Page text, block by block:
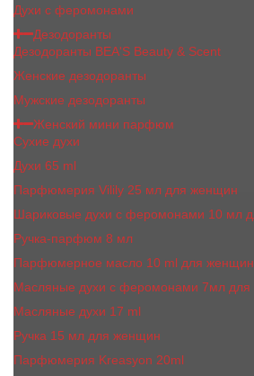
Духи с феромонами
Дезодоранты
Дезодоранты BEA'S Beauty & Scent
Женские дезодоранты
Мужские дезодоранты
Женский мини парфюм
Сухие духи
Духи 65 ml
Парфюмерия Vilily 25 мл для женщин
Шариковые духи с феромонами 10 мл
Ручка-парфюм 8 мл
Парфюмерное масло 10 ml для женщин
Масляные духи c феромонами 7мл
Масляные духи 17 ml
Ручка 15 мл для женщин
Парфюмерия Kreasyon 20ml